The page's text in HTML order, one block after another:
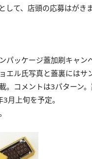
して、店頭の応募はがき
パッケージ蓋加刷キャン
エル氏写真と蓋裏にはサ
。コメントは3パターン
月上旬を予定。